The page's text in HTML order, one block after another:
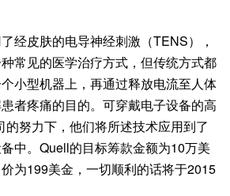
经皮肤的电导神经刺激（TENS），
常见的医学治疗方式，但传统方式都
小型机器上，再通过释放电流至人体
者疼痛的目的。可穿戴电子设备的高
努力下，他们将所述技术应用到了
中。Quell的目标筹款金额为10万美
为199美金，一切顺利的话将于2015